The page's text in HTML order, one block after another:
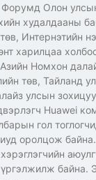
Олон
худалдааны
Интернэтийн
харилцаа
Номхон
төв, Тайланд
улсын
Huawei
гол
оролцож
үргэлжилж байна.